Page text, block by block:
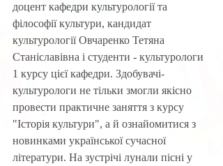
доцент кафедри культурології та
філософії культури, кандидат
культурології Овчаренко Тетяна
Станіславівна і студенти - культурологи
1 курсу цієї кафедри. Здобувачі-
культурологи не тільки змогли якісно
провести практичне заняття з курсу
"Історія культури", а й ознайомитися з
новинками української сучасної
літератури. На зустрічі лунали пісні у